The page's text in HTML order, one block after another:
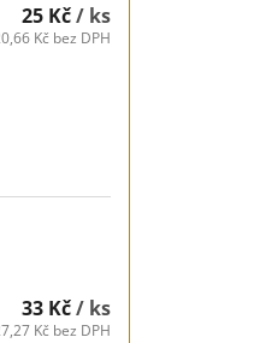
25 Kč/ ks
Kč bez DPH
33 Kč/ ks
Kč bez DPH